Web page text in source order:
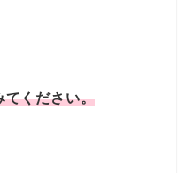
てください。